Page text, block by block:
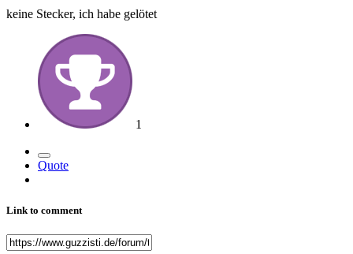
keine Stecker, ich habe gelötet
1
Quote
Link to comment